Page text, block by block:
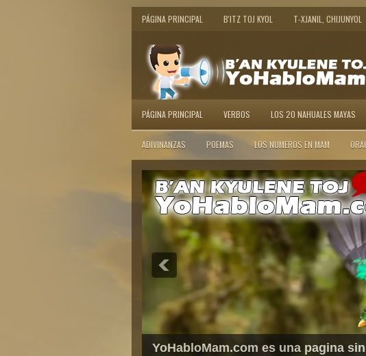
PÁGINA PRINCIPAL B'ITZ TOJ KYOL T-XJANIL, CHIJUNYOL
PÁGINA PRINCIPAL VERBOS LOS 20 NAHUALES MAYAS
ADIVINANZAS POEMAS LOS NUMEROS EN MAM
YoHabloMam.com es una pagina